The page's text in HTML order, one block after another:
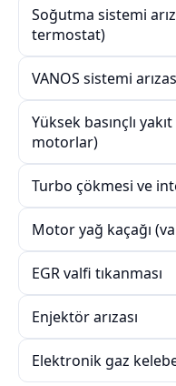
Soğutma sistemi
termostat)
VANOS sistemi
Yüksek basınçlı
motorlar)
Turbo çökmesi ve
Motor yağ kaçağı
EGR valfi tıkanması
Enjektör arızası
Elektronik gaz